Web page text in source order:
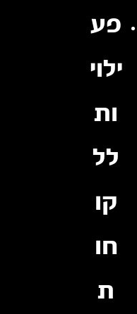
פע
ילוי
ות
לל
קו
חו
ת